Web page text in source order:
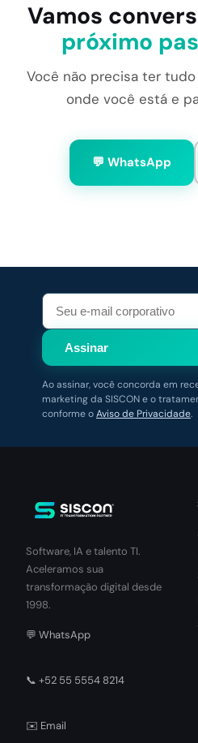
Vamos
próximo
Você não precisa ter
onde você está e
💬 WhatsApp
Assinar
Ao assinar, você concorda em
marketing da SISCON e o
conforme oAviso de Privacidade.
Software, IA e talento TI.
Aceleramos sua
transformação digital desde
1998.
💬 WhatsApp
📞 +52 55 5554 8214
✉️ Email